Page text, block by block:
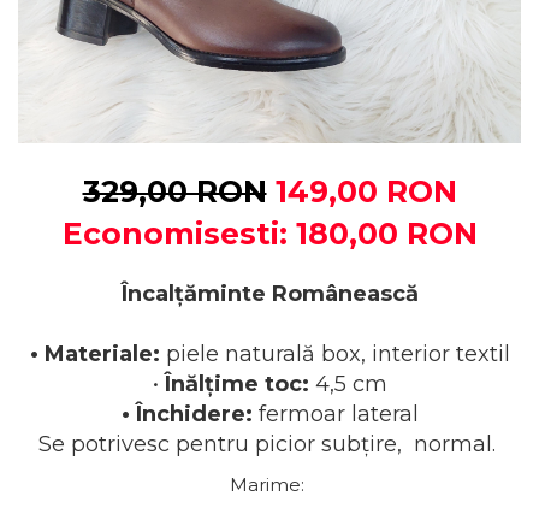
329,00 RON 149,00 RON
Economisesti: 180,00 RON
Încalțăminte Românească
• Materiale: piele naturală box, interior textil
• Înălțime toc: 4,5 cm
• Închidere: fermoar lateral
Se potrivesc pentru picior subțire, normal.
Marime: